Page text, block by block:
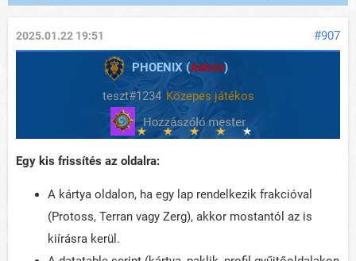
#907
2025.01.22 19:51
PHOENIX (Admin)
teszt#1234 Közepes játékos
Egy kis frissítés az oldalra:
A kártya oldalon, ha egy lap rendelkezik frakcióval
(Protoss, Terran vagy Zerg), akkor mostantól az is
kiírásra kerül.